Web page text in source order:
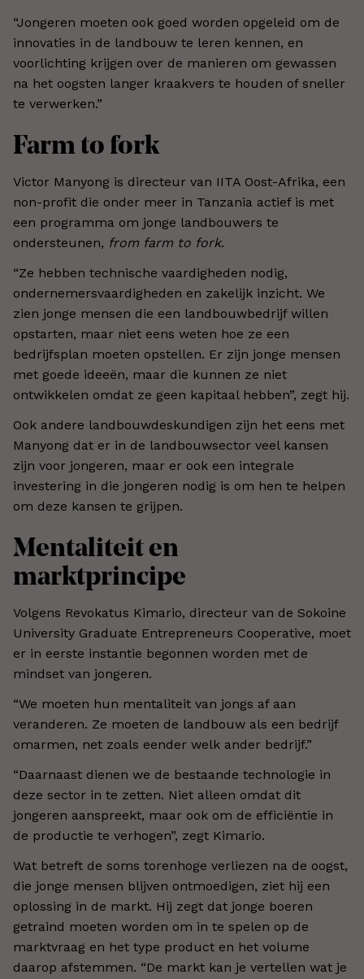
“Jongeren moeten ook goed worden opgeleid om de
innovaties in de landbouw te leren kennen, en
voorlichting krijgen over de manieren om gewassen
na het oogsten langer kraakvers te houden of sneller
te verwerken.”
Farm to fork
Victor Manyong is directeur van IITA Oost-Afrika, een
non-profit die onder meer in Tanzania actief is met
een programma om jonge landbouwers te
ondersteunen, from farm to fork.
“Ze hebben technische vaardigheden nodig,
ondernemersvaardigheden en zakelijk inzicht. We
zien jonge mensen die een landbouwbedrijf willen
opstarten, maar niet eens weten hoe ze een
bedrijfsplan moeten opstellen. Er zijn jonge mensen
met goede ideeën, maar die kunnen ze niet
ontwikkelen omdat ze geen kapitaal hebben”, zegt hij.
Ook andere landbouwdeskundigen zijn het eens met
Manyong dat er in de landbouwsector veel kansen
zijn voor jongeren, maar er ook een integrale
investering in die jongeren nodig is om hen te helpen
om deze kansen te grijpen.
Mentaliteit en
marktprincipe
Volgens Revokatus Kimario, directeur van de Sokoine
University Graduate Entrepreneurs Cooperative, moet
er in eerste instantie begonnen worden met de
mindset van jongeren.
“We moeten hun mentaliteit van jongs af aan
veranderen. Ze moeten de landbouw als een bedrijf
omarmen, net zoals eender welk ander bedrijf.”
“Daarnaast dienen we de bestaande technologie in
deze sector in te zetten. Niet alleen omdat dit
jongeren aanspreekt, maar ook om de efficiëntie in
de productie te verhogen”, zegt Kimario.
Wat betreft de soms torenhoge verliezen na de oogst,
die jonge mensen blijven ontmoedigen, ziet hij een
oplossing in de markt. Hij zegt dat jonge boeren
getraind moeten worden om in te spelen op de
marktvraag en het type product en het volume
daarop afstemmen. “De markt kan je vertellen wat je